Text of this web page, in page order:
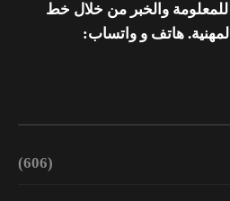
والخبر من خلال خط
هاتف و واتساب:
(606)